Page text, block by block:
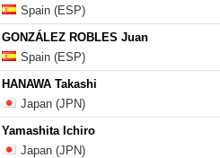
Spain (ESP)
GONZÁLEZ ROBLES Juan
Spain (ESP)
HANAWA Takashi
Japan (JPN)
Yamashita Ichiro
Japan (JPN)